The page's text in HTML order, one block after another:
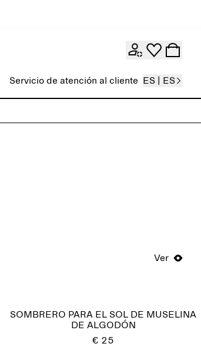
Servicio de atención al cliente ES | ES
Ver
SOMBRERO PARA EL SOL DE MUSELINA
DE ALGODÓN
€ 25